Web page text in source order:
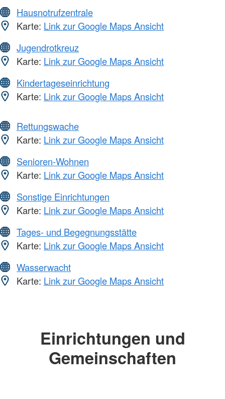
Hausnotrufzentrale
Karte: Link zur Google Maps Ansicht
Jugendrotkreuz
Karte: Link zur Google Maps Ansicht
Kindertageseinrichtung
Karte: Link zur Google Maps Ansicht
Rettungswache
Karte: Link zur Google Maps Ansicht
Senioren-Wohnen
Karte: Link zur Google Maps Ansicht
Sonstige Einrichtungen
Karte: Link zur Google Maps Ansicht
Tages- und Begegnungsstätte
Karte: Link zur Google Maps Ansicht
Wasserwacht
Karte: Link zur Google Maps Ansicht
Einrichtungen und
Gemeinschaften